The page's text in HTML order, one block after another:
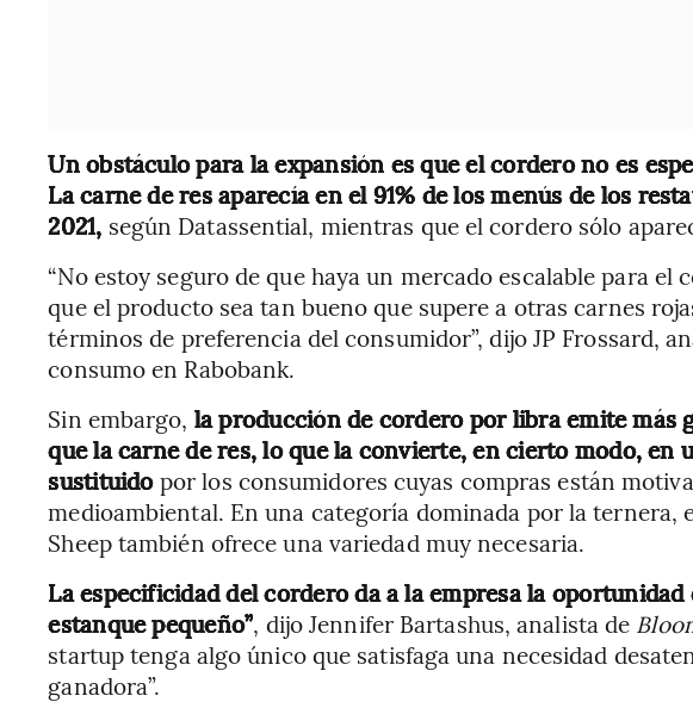
Un obstáculo para la expansión es que el cordero no es
La carne de res aparecía en el 91% de los menús de los
2021, según Datassential, mientras que el cordero sólo
“No estoy seguro de que haya un mercado escalable para el
que el producto sea tan bueno que supere a otras carnes
términos de preferencia del consumidor”, dijo JP Frossard,
consumo en Rabobank.
Sin embargo, la producción de cordero por libra emite más
que la carne de res, lo que la convierte, en cierto modo, en
sustituidopor los consumidores cuyas compras están
medioambiental. En una categoría dominada por la ternera,
Sheep también ofrece una variedad muy necesaria.
La especificidad del cordero da a la empresa la
estanque pequeño”, dijo Jennifer Bartashus, analista de
startup tenga algo único que satisfaga una necesidad
ganadora”.